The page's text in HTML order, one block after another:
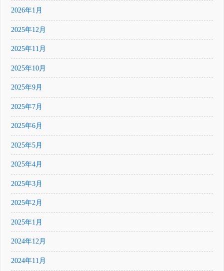
2026年1月
2025年12月
2025年11月
2025年10月
2025年9月
2025年7月
2025年6月
2025年5月
2025年4月
2025年3月
2025年2月
2025年1月
2024年12月
2024年11月